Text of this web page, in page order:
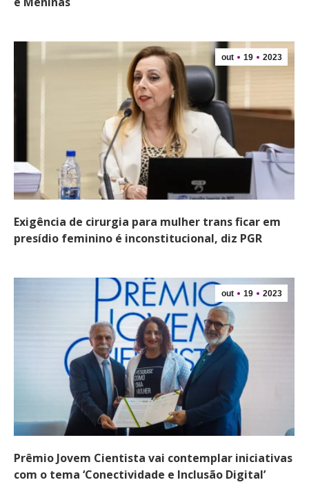
out 19 2023
Exigência de cirurgia para mulher trans ficar em
presídio feminino é inconstitucional, diz PGR
out 19 2023
Prêmio Jovem Cientista vai contemplar iniciativas
com o tema ‘Conectividade e Inclusão Digital’